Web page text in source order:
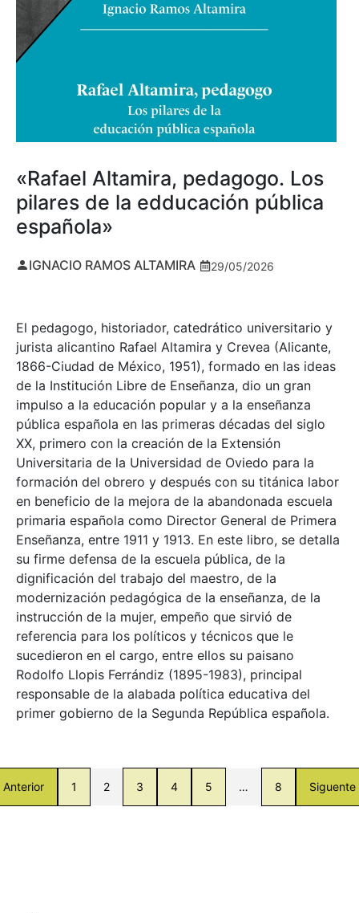
«Rafael Altamira, pedagogo. Los
pilares de la edducación pública
española»
IGNACIO RAMOS ALTAMIRA 29/05/2026
El pedagogo, historiador, catedrático universitario y
jurista alicantino Rafael Altamira y Crevea (Alicante,
1866-Ciudad de México, 1951), formado en las ideas
de la Institución Libre de Enseñanza, dio un gran
impulso a la educación popular y a la enseñanza
pública española en las primeras décadas del siglo
XX, primero con la creación de la Extensión
Universitaria de la Universidad de Oviedo para la
formación del obrero y después con su titánica labor
en beneficio de la mejora de la abandonada escuela
primaria española como Director General de Primera
Enseñanza, entre 1911 y 1913. En este libro, se detalla
su firme defensa de la escuela pública, de la
dignificación del trabajo del maestro, de la
modernización pedagógica de la enseñanza, de la
instrucción de la mujer, empeño que sirvió de
referencia para los políticos y técnicos que le
sucedieron en el cargo, entre ellos su paisano
Rodolfo Llopis Ferrándiz (1895-1983), principal
responsable de la alabada política educativa del
primer gobierno de la Segunda República española.
Anterior 1 2 3 4 5 … 8 Siguente